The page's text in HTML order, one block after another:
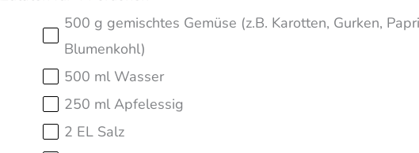
500 g gemischtes Gemüse (z.B. Karotten, Gurken,
Blumenkohl)
500 ml Wasser
250 ml Apfelessig
2 EL Salz